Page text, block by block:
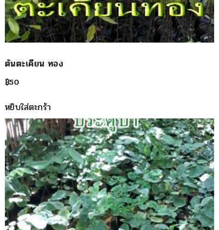
ต้นตะเคียน ทอง
฿50
หยิบใส่ตะกร้า